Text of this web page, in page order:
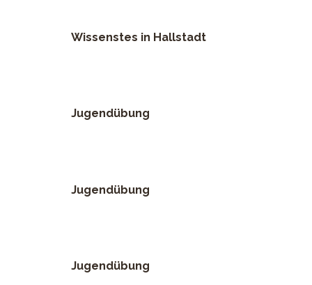
Wissenstes in Hallstadt
Jugendübung
Jugendübung
Jugendübung